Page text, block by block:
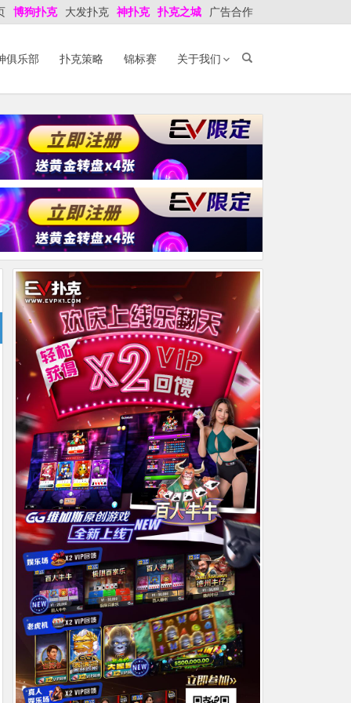
博狗扑克 大发扑克 神扑克 扑克之城 广告合作
俱乐部 扑克策略 锦标赛 关于我们